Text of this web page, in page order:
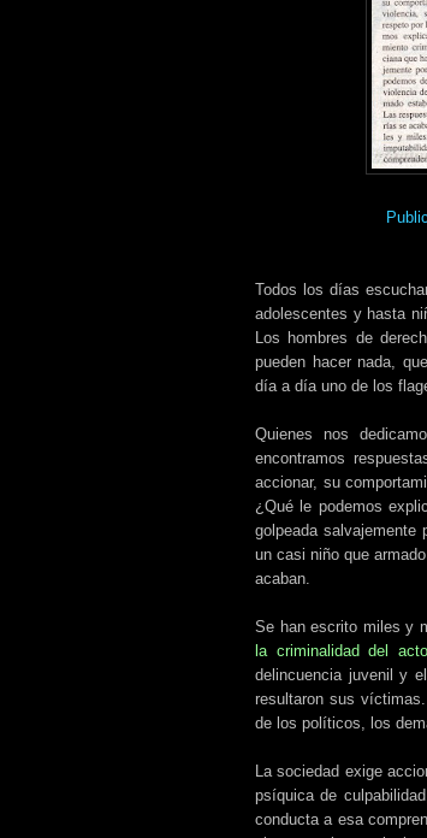
Todos los días
adolescentes y hasta
Los hombres de
pueden hacer nada,
día a día uno de los
Quienes nos
encontramos
accionar, su
¿Qué le podemos
golpeada salvajemente
un casi niño que
acaban.
Se han escrito miles y
la criminalidad del acto
delincuencia juvenil y
resultaron sus
de los políticos, los
La sociedad exige
psíquica de
conducta a esa